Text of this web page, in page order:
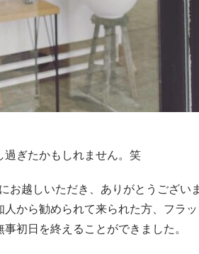
ぎたかもしれません。笑
お越しいただき、ありがとうござい
から勧められて来られた方、フラ
初日を終えることができました。